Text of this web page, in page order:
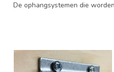
De ophangsystemen die